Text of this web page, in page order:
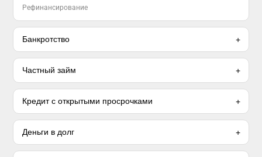
Рефинансирование
Банкротство
Частный займ
Кредит с открытыми просрочками
Деньги в долг